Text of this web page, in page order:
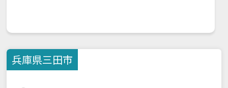
兵庫県三田市